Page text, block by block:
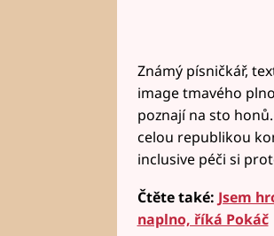
Známý písničkář,
image tmavého
poznají na sto
celou republikou
inclusive péči si
Čtěte také: Jsem
naplno, říká Pokáč